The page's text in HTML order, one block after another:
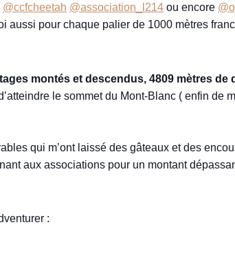
@ccfcheetah @association_l214 ou encore
aussi pour chaque palier de 1000 mètres
montés et descendus, 4809 mètres de
le sommet du Mont-Blanc ( enfin de
qui m’ont laissé des gâteaux et des
aux associations pour un montant
: